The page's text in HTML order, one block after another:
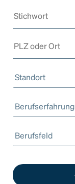
Standort
Berufserfahrung
Berufsfeld